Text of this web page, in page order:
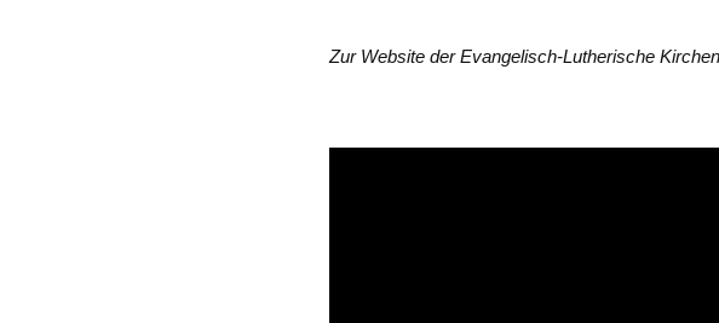
Zur Website derEvangelisch-Lutherische